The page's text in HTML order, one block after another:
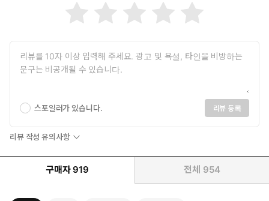
스포일러가 있습니다. 리뷰 등록
리뷰 작성 유의사항
구매자 919 전체 954